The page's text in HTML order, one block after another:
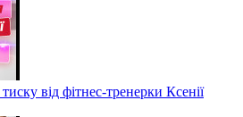
від фітнес-тренерки Ксенії